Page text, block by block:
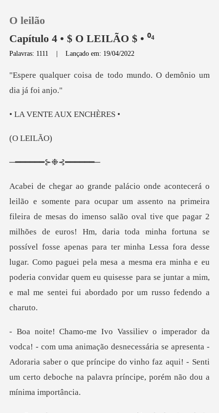
0
Baixar App
O leilão
Capítulo 4 • $ O LEILÃO $ • ⁰⁴
Palavras: 1111 |Lançado em: 19/04/2022
de todo mundo. O demô
NTE AUX
LEI
━━⊱❉⊰
ive que pagar 2
milhões de euros! Hm, daria toda minha fortuna se
possível fosse apenas para ter minha Lessa fora desse
lugar. Como paguei pela
esnecessária se apresenta -
Adoraria saber o que príncipe do vinho faz aqui! -